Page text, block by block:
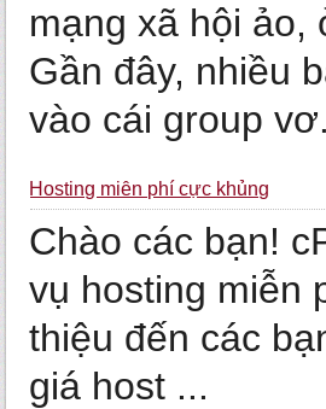
mạng xã hội ảo,
Gần đây, nhiều
vào cái group
Hosting miễn phí cực khủng
Chào các bạn!
vụ hosting miễn
thiệu đến các
giá host ...